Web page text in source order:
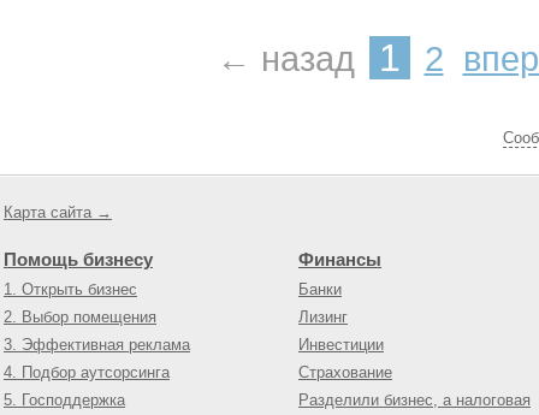
← назад 1 2
Карта сайта →
Помощь бизнесу
1. Открыть бизнес
2. Выбор помещения
3. Эффективная реклама
4. Подбор аутсорсинга
5. Господдержка
Финансы
Банки
Лизинг
Инвестиции
Страхование
Разделили бизнес, а налоговая